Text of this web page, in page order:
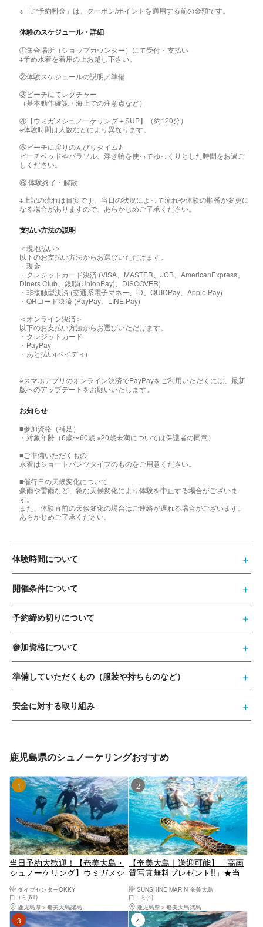
※「ご予約料金」は、クーポン/ポイントを適用する前の金額です。
体験のスケジュール・詳細
①集合場所（ショップカウンター）にて受付・支払い
※予め水着を着用の上お越し下さい。
②体験スケジュールの説明／準備
③ビーチにてレクチャー
（基本動作確認・海上での注意点など）
④【ウミガメシュノーケリング＋SUP】（約120分）
※体験時間は人数などにより異なります。
⑤ビーチに戻りのんびりタイム♪
ビーチベッドやパラソル、浮き輪を使ってゆっくりとした時間をお過ご
しください。
⑥ 体験終了・解散
※上記の流れは目安です。当日の状況によって流れや体験の順番が変更に
なる場合がありますので、あらかじめご了承ください。
支払い方法の説明
＜現地払い＞
以下のお支払い方法からお選びいただけます。
・現金
・クレジットカード決済 (VISA、MASTER、JCB、AmericanExpress、
Diners Club、銀聯(UnionPay)、DISCOVER)
・非接触型決済 (交通系電子マネー、iD、QUICPay、Apple Pay)
・QRコード決済 (PayPay、LINE Pay)
＜オンライン決済＞
以下のお支払い方法からお選びいただけます。
・クレジットカード
・PayPay
・あと払い(ペイディ)
※スマホアプリのオンライン決済でPayPayをご利用いただくには、最新
版へのアップデートをお願いいたします。
お知らせ
■参加資格（補足）
・対象年齢（6歳〜60歳 ※20歳未満については保護者の同意）
■ご準備いただくもの
水着はショートパンツタイプのものをご用意ください。
■催行日の天候変化について
豪雨や雷雨など、急な天候変化により体験を中止する場合がございま
す。
また、体験直前の天候変化の場合はご連絡が遅れる場合がございます。
あらかじめご了承ください。
体験時間について
開催条件について
予約締め切りについて
参加資格について
準備していただくもの（服装や持ちものなど）
安全に対する取り組み
鹿児島県のシュノーケリングおすすめ
1位
当日予約大歓迎！【奄美大島・
シュノーケリング】ウミガメシ
中動画無料プレゼント!!遭遇率
99.9%！グループ・おひとり様
O.K！
ダイブセンターOKKY
口コミ(61)
鹿児島県
奄美大島諸島
2位
【奄美大島｜送迎可能】「高画
質写真無料プレゼント!!」★当
透明度抜群ウミガメ探しのシュ
ノーケリング！！
SUNSHINE MARIN 奄美大島
口コミ(4)
鹿児島県
奄美大島諸島
3位 4位